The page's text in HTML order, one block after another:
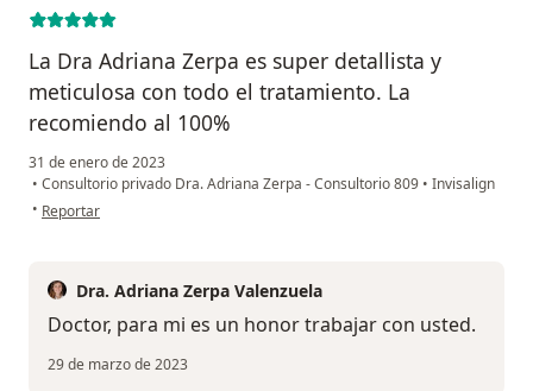
La Dra Adriana Zerpa es super detallista y
meticulosa con todo el tratamiento. La
recomiendo al 100%
31 de enero de 2023
• Consultorio privado Dra. Adriana Zerpa - Consultorio 809 • Invisalign
• en opinión del usuario Jorge Andrés
Reportar
Dra. Adriana Zerpa Valenzuela
Doctor, para mi es un honor trabajar con usted.
29 de marzo de 2023